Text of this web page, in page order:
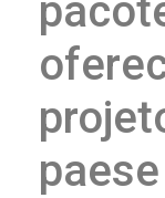
paese